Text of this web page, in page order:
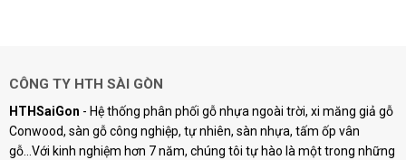
CÔNG TY HTH SÀI GÒN
HTHSaiGon - Hệ thống phân phối gỗ nhựa ngoài trời, xi măng giả gỗ
Conwood, sàn gỗ công nghiệp, tự nhiên, sàn nhựa, tấm ốp vân
gỗ...Với kinh nghiệm hơn 7 năm, chúng tôi tự hào là một trong những